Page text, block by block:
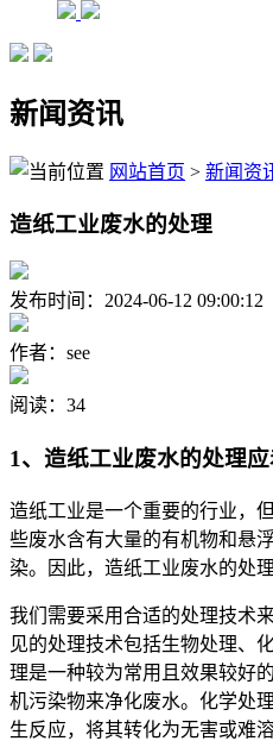
新闻资讯
网站首页 > 新闻资
造纸工业废水的处理
发布时间：2024-06-12 09:00:12
作者：see
阅读：34
1、造纸工业废水的处理
造纸工业是一个重要的行业，
些废水含有大量的有机物和悬
染。因此，造纸工业废水的处
我们需要采用合适的处理技术
见的处理技术包括生物处理、
理是一种较为常用且效果较好
机污染物来净化废水。化学处
生反应，将其转化为无害或难